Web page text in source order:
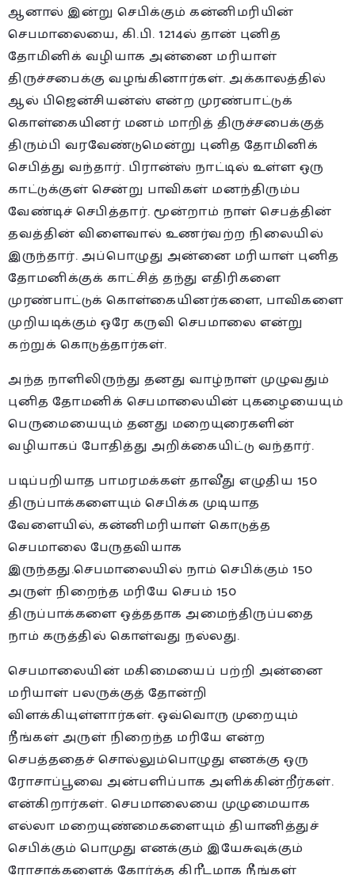
ஆனால் இன்று செபிக்கும் கன்னிமரியின்
செபமாலையை, கி.பி. 1214ல் தான் புனித
தோமினிக் வழியாக அன்னை மரியாள்
திருச்சபைக்கு வழங்கினார்கள். அக்காலத்தில்
ஆல் பிஜென்சியன்ஸ் என்ற முரண்பாட்டுக்
கொள்கையினர் மனம் மாறித் திருச்சபைக்குத்
திரும்பி வரவேண்டுமென்று புனித தோமினிக்
செபித்து வந்தார். பிரான்ஸ் நாட்டில் உள்ள ஒரு
காட்டுக்குள் சென்று பாவிகள் மனந்திரும்ப
வேண்டிச் செபித்தார். மூன்றாம் நாள் செபத்தின்
தவத்தின் விளைவால் உணர்வற்ற நிலையில்
இருந்தார். அப்பொழுது அன்னை மரியாள் புனித
தோமனிக்குக் காட்சித் தந்து எதிரிகளை
முரண்பாட்டுக் கொள்கையினர்களை, பாவிகளை
முறியடிக்கும் ஒரே கருவி செபமாலை என்று
கற்றுக் கொடுத்தார்கள்.
அந்த நாளிலிருந்து தனது வாழ்நாள் முழுவதும்
புனித தோமனிக் செபமாலையின் புகழையையும்
பெருமையையும் தனது மறையுரைகளின்
வழியாகப் போதித்து அறிக்கையிட்டு வந்தார்.
படிப்பறியாத பாமரமக்கள் தாவீது எழுதிய 150
திருப்பாக்களையும் செபிக்க முடியாத
வேளையில், கன்னிமரியாள் கொடுத்த
செபமாலை பேருதவியாக
இருந்தது.செபமாலையில் நாம் செபிக்கும் 150
அருள் நிறைந்த மரியே செபம் 150
திருப்பாக்களை ஒத்ததாக அமைந்திருப்பதை
நாம் கருத்தில் கொள்வது நல்லது.
செபமாலையின் மகிமையைப் பற்றி அன்னை
மரியாள் பலருக்குத் தோன்றி
விளக்கியுள்ளார்கள். ஒவ்வொரு முறையும்
நீங்கள் அருள் நிறைந்த மரியே என்ற
செபத்ததைச் சொல்லும்பொழுது எனக்கு ஒரு
ரோசாப்பூவை அன்பளிப்பாக அளிக்கின்றீர்கள்.
என்கிறார்கள். செபமாலையை முழுமையாக
எல்லா மறையுண்மைகளையும் தியானித்துச்
செபிக்கும் பொமுது எனக்கும் இயேசுவுக்கும்
ரோசாக்களைக் கோர்த்த கிரீடமாக நீங்கள்